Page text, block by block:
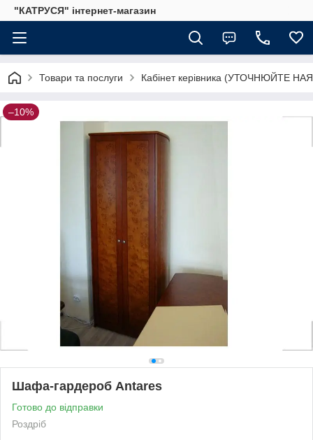
"КАТРУСЯ" інтернет-магазин
Товари та послуги Кабінет керівника (УТОЧНЮЙТЕ
–10%
Шафа-гардероб Antares
Готово до відправки
Роздріб